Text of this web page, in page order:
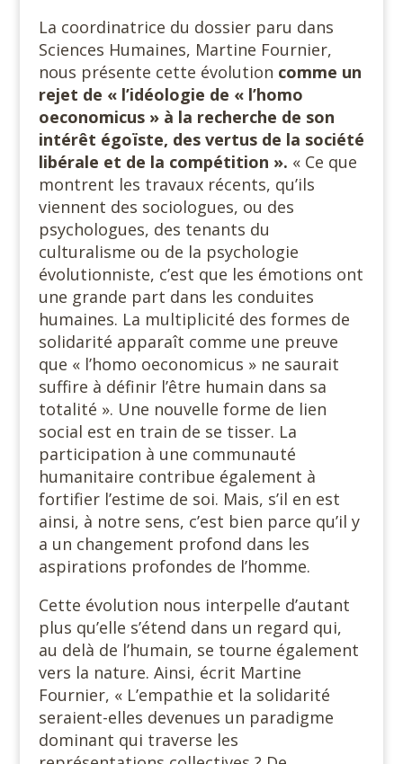
La coordinatrice du dossier paru dans
Sciences Humaines, Martine Fournier,
nous présente cette évolution comme un
rejet de « l’idéologie de « l’homo
oeconomicus » à la recherche de son
intérêt égoïste, des vertus de la société
libérale et de la compétition ». « Ce que
montrent les travaux récents, qu’ils
viennent des sociologues, ou des
psychologues, des tenants du
culturalisme ou de la psychologie
évolutionniste, c’est que les émotions ont
une grande part dans les conduites
humaines. La multiplicité des formes de
solidarité apparaît comme une preuve
que « l’homo oeconomicus » ne saurait
suffire à définir l’être humain dans sa
totalité ». Une nouvelle forme de lien
social est en train de se tisser. La
participation à une communauté
humanitaire contribue également à
fortifier l’estime de soi. Mais, s’il en est
ainsi, à notre sens, c’est bien parce qu’il y
a un changement profond dans les
aspirations profondes de l’homme.
Cette évolution nous interpelle d’autant
plus qu’elle s’étend dans un regard qui,
au delà de l’humain, se tourne également
vers la nature. Ainsi, écrit Martine
Fournier, « L’empathie et la solidarité
seraient-elles devenues un paradigme
dominant qui traverse les